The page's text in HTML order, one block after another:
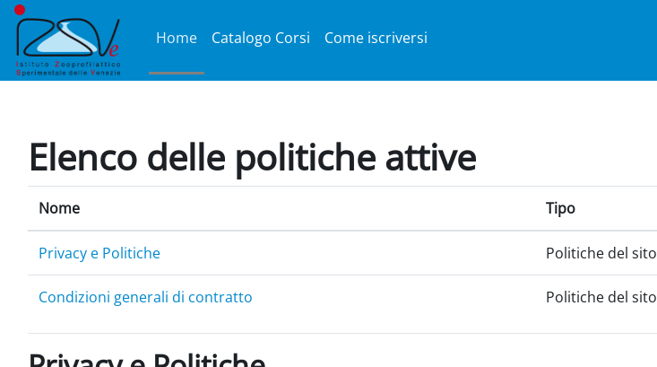
Vai al contenuto principale
Home
Catalogo Corsi Come iscriversi
Elenco delle politiche attive
Nome Tipo
Privacy e Politiche Politiche del sito
Condizioni generali di contratto Politiche del sito